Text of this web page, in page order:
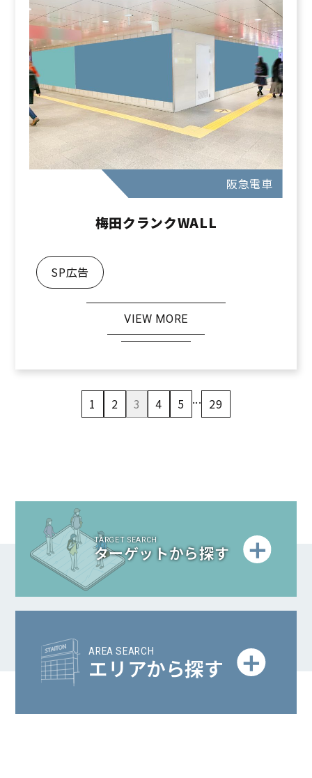
阪急電車
梅田クランクWALL
SP広告
VIEW MORE
1 2 3 4 5 ... 29
TARGET SEARCH
ターゲットから探す
AREA SEARCH
エリアから探す